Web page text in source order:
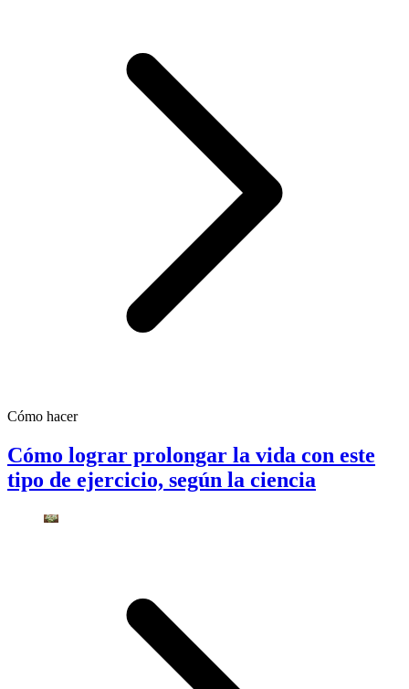
Cómo hacer
Cómo lograr prolongar la vida con este
tipo de ejercicio, según la ciencia